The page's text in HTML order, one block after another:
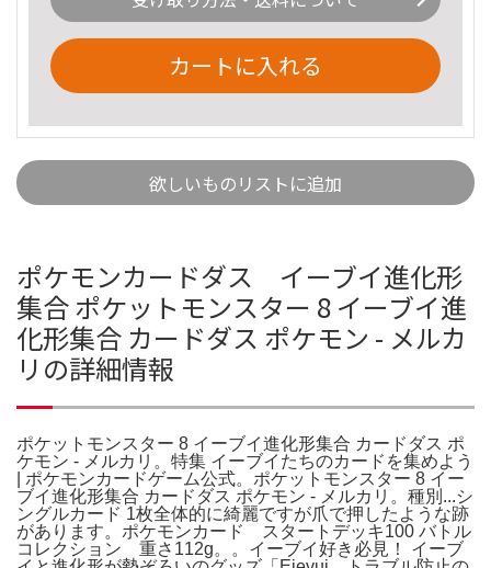
カートに入れる
欲しいものリストに追加
ポケモンカードダス イーブイ進化形
集合 ポケットモンスター 8 イーブイ進
化形集合 カードダス ポケモン - メルカ
リの詳細情報
ポケットモンスター 8 イーブイ進化形集合 カードダス ポ
ケモン - メルカリ。特集 イーブイたちのカードを集めよう
| ポケモンカードゲーム公式。ポケットモンスター 8 イー
ブイ進化形集合 カードダス ポケモン - メルカリ。種別...シ
ングルカード 1枚全体的に綺麗ですが爪で押したような跡
があります。ポケモンカード スタートデッキ100 バトル
コレクション 重さ112g。。イーブイ好き必見！ イーブ